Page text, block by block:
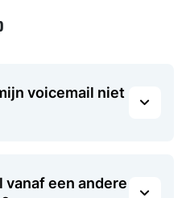
voicemail niet
vanaf een andere